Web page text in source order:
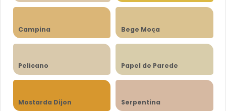
Campina Bege Moça
Pelicano Papel de Parede
Mostarda Dijon Serpentina